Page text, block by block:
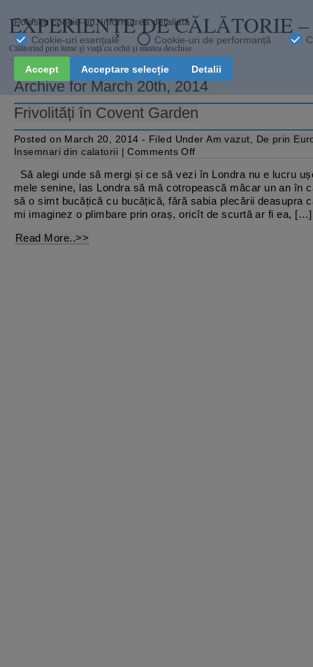
EXPERIENŢE DE CĂLĂTORIE
Călătorind prin lume şi viaţă cu ochii și mintea deschise
Archive for March 20th, 2014
Frivolități în Covent Garden
Posted on March 20, 2014 - Filed UnderAm vazut
De prin
Insemnari din calatorii |Comments Offon
în
Covent
Garden
Să alegi unde să mergi și ce să vezi în Londra nu e lucru
mele senine, las Londra să mă cotropească măcar un an în
să o simt bucățică cu bucățică, fără sabia plecării deasupra
mi imaginez o plimbare prin oraș, oricît de scurtă ar fi ea, […]
Read More..>>